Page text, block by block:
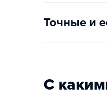
Точные и
С